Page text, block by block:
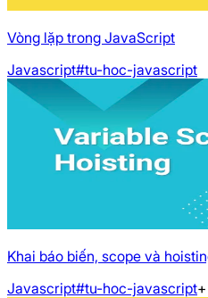
Vòng lặp trong JavaScript
Javascript#tu-hoc-javascript
Khai báo biến, scope và
Javascript#tu-hoc-javascript+